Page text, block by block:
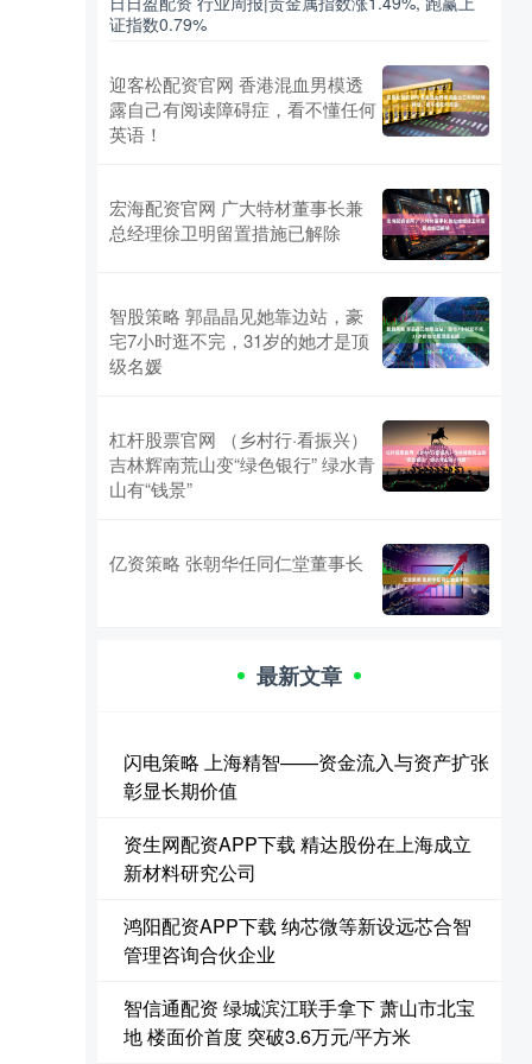
证指数0.79%
迎客松配资官网 香港混血男模透
露自己有阅读障碍症，看不懂任何
英语！
宏海配资官网 广大特材董事长兼
总经理徐卫明留置措施已解除
智股策略 郭晶晶见她靠边站，豪
宅7小时逛不完，31岁的她才是顶
级名媛
杠杆股票官网 （乡村行·看振兴）
吉林辉南荒山变“绿色银行” 绿水青
山有“钱景”
亿资策略 张朝华任同仁堂董事长
最新文章
闪电策略 上海精智——资金流入与资产扩张
彰显长期价值
资生网配资APP下载 精达股份在上海成立
新材料研究公司
鸿阳配资APP下载 纳芯微等新设远芯合智
管理咨询合伙企业
智信通配资 绿城滨江联手拿下 萧山市北宝
地 楼面价首度 突破3.6万元/平方米